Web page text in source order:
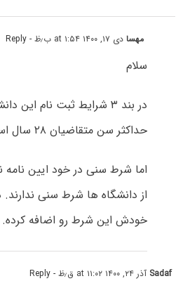
مهسادی ۱۷, ۱۴۰۰ at ۱:۵۴ ب٫ظ - Reply
سلام
در بند ۳ شرایط ثبت نام
حداکثر سن متقاضیان ۲۸ سال است.
اما شرط سنی در خود ایین نامه
از دانشگاه ها شرط سنی
خودش این شرط رو اضافه کرده.
Sadaf آذر ۲۴, ۱۴۰۰ at ۱۱:۰۲ ق٫ظ - Reply